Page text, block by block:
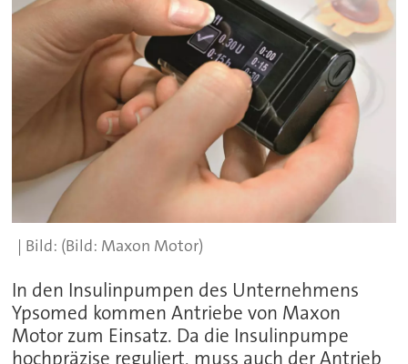
(Bild: Maxon Motor)
In den Insulinpumpen des Unternehmens
Ypsomed kommen Antriebe von Maxon
Motor zum Einsatz. Da die Insulinpumpe
hochpräzise reguliert, muss auch der Antrieb